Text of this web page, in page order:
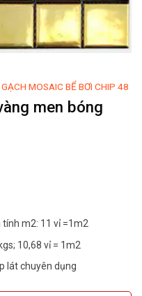
GẠCH MOSAIC BỂ BƠI CHIP 48
men bóng
tính m2: 11 vỉ =1m2
10,68 vỉ = 1m2
lát chuyên dụng